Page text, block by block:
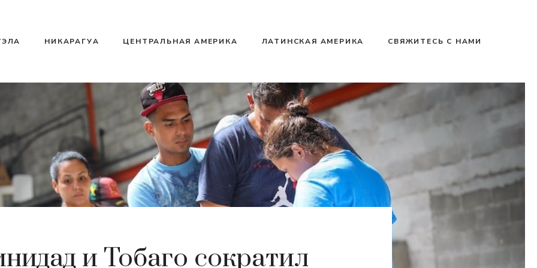
НИКАРАГУА ЦЕНТРАЛЬНАЯ АМЕРИКА ЛАТИНСКАЯ АМЕРИКА СВЯЖИТЕСЬ С НАМИ
и Тобаго сократил